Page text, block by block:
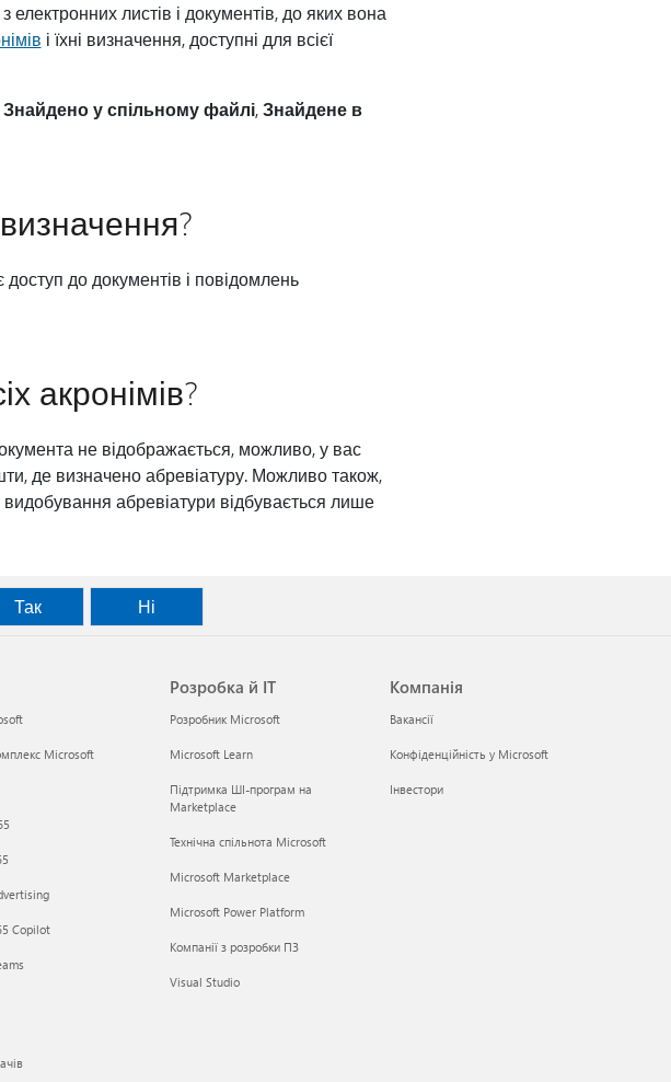
листів і документів, до яких вона
і їхні визначення, доступні для всієї
Знайдено у спільному файлі,Знайдене в
до документів і повідомлень
акронімів?
не відображається, можливо, у вас
де визначено абревіатуру. Можливо також,
абревіатури відбувається лише
Так Ні
Microsoft
Copilot
Розробка й ІТ
Розробник Microsoft
Microsoft Learn
Підтримка ШІ-програм на
Marketplace
Технічна спільнота Microsoft
Microsoft Marketplace
Microsoft Power Platform
Компанії з розробки ПЗ
Visual Studio
Компанія
Вакансії
Конфіденційність у Microsoft
Інвестори